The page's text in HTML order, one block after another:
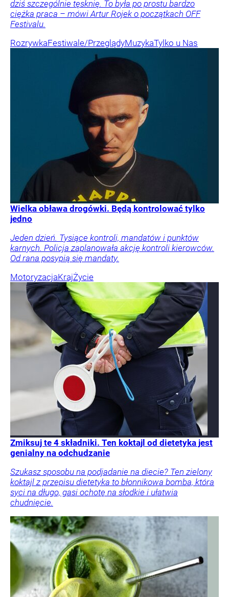
dziś szczególnie tęsknię. To była po prostu bardzo
ciężka praca – mówi Artur Rojek o początkach OFF
Festivalu.
RozrywkaFestiwale/PrzeglądyMuzykaTylko u Nas
Wielka obława drogówki. Będą kontrolować tylko
jedno
Jeden dzień. Tysiące kontroli, mandatów i punktów
karnych. Policja zaplanowała akcję kontroli kierowców.
Od rana posypią się mandaty.
MotoryzacjaKrajŻycie
Zmiksuj te 4 składniki. Ten koktajl od dietetyka jest
genialny na odchudzanie
Szukasz sposobu na podjadanie na diecie? Ten zielony
koktajl z przepisu dietetyka to błonnikowa bomba, która
syci na długo, gasi ochotę na słodkie i ułatwia
chudnięcie.